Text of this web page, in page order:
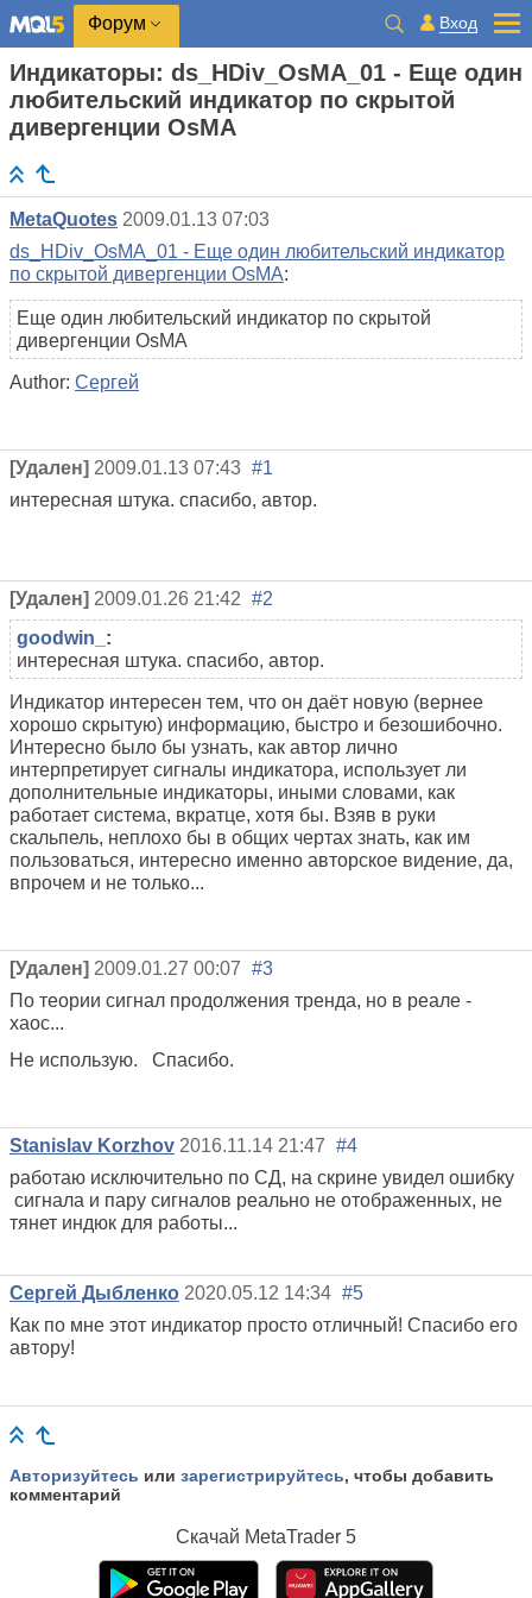
Форум Вход
Индикаторы: ds_HDiv_OsMA_01 - Еще один
любительский индикатор по скрытой
дивергенции OsMA
MetaQuotes 2009.01.13 07:03
ds_HDiv_OsMA_01 - Еще один любительский индикатор
по скрытой дивергенции OsMA:
Еще один любительский индикатор по скрытой
дивергенции OsMA
Author: Сергей
[Удален] 2009.01.13 07:43 #1
интересная штука. спасибо, автор.
[Удален] 2009.01.26 21:42 #2
goodwin_ :
интересная штука. спасибо, автор.
Индикатор интересен тем, что он даёт новую (вернее
хорошо скрытую) информацию, быстро и безошибочно.
Интересно было бы узнать, как автор лично
интерпретирует сигналы индикатора, использует ли
дополнительные индикаторы, иными словами, как
работает система, вкратце, хотя бы. Взяв в руки
скальпель, неплохо бы в общих чертах знать, как им
пользоваться, интересно именно авторское видение, да,
впрочем и не только...
[Удален] 2009.01.27 00:07 #3
По теории сигнал продолжения тренда, но в реале -
хаос...
Не использую. Спасибо.
Stanislav Korzhov 2016.11.14 21:47 #4
работаю исключительно по СД, на скрине увидел ошибку
сигнала и пару сигналов реально не отображенных, не
тянет индюк для работы...
Сергей Дыбленко 2020.05.12 14:34 #5
Как по мне этот индикатор просто отличный! Спасибо его
автору!
Авторизуйтесь или зарегистрируйтесь, чтобы добавить
комментарий
Скачай MetaTrader 5